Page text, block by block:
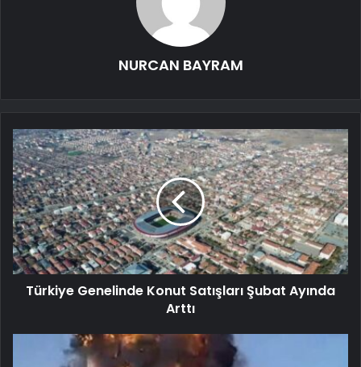
NURCAN BAYRAM
Türkiye Genelinde Konut Satışları Şubat Ayında
Arttı